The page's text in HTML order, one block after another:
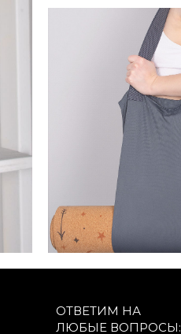
ОТВЕТИМ НА
ЛЮБЫЕ ВОПРОСЫ: